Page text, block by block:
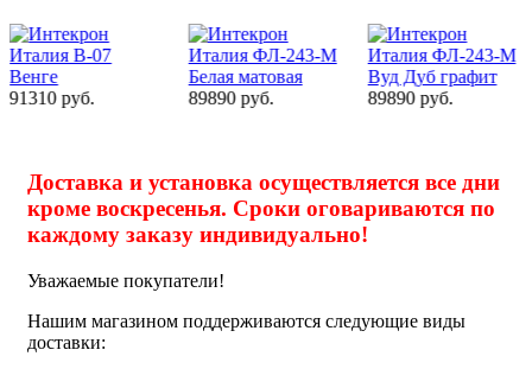
89890 руб. 89890 руб. 89890 руб.
Доставка и установка осуществляется все дни
кроме воскресенья. Сроки оговариваются по
каждому заказу индивидуально!
Уважаемые покупатели!
Нашим магазином поддерживаются следующие виды
доставки: